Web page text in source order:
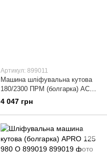
Артикул: 899011
Машина шліфувальна кутова
180/2300 ПРМ (болгарка) ACRO
899011
4 047 грн